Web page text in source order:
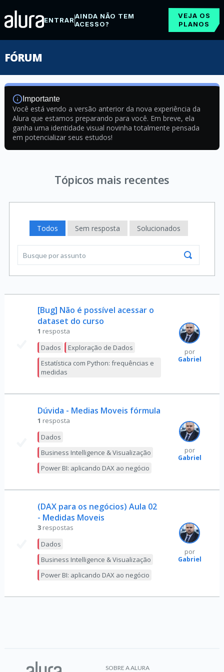
ENTRARAINDA NÃO TEM
ACESSO?
VEJA OS
PLANOS
FÓRUM
Importante
Você está vendo a versão anterior da nova experiência da
Alura que estamos preparando para você. Em breve, ela
ganha uma identidade visual novinha totalmente pensada
em potencializar seus estudos!
Tópicos mais recentes
Todos Sem resposta Solucionados
[Bug] Não é possível acessar o
dataset do curso
1 resposta
Dados
Exploração de Dados
Estatística com Python: frequências e
medidas
por
Gabriel
Dúvida - Medias Moveis fórmula
1 resposta
Dados
Business Intelligence & Visualização
Power BI: aplicando DAX ao negócio
por
Gabriel
(DAX para os negócios) Aula 02
- Medidas Moveis
3 respostas
Dados
Business Intelligence & Visualização
Power BI: aplicando DAX ao negócio
por
Gabriel
SOBRE A ALURA